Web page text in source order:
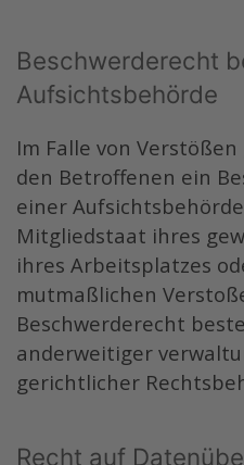
Beschwerde­recht
Aufsichts­behörde
Im Falle von
den Betroffenen ein
einer
Mitgliedstaat ihres
ihres Arbeitsplatzes
mutmaßlichen
Beschwerderecht
anderweitiger
gerichtlicher
Recht auf